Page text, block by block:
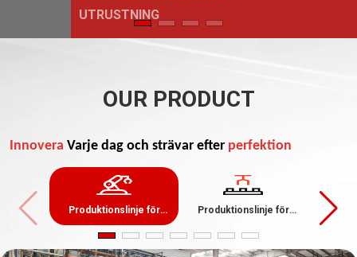
UTRUSTNING
OUR PRODUCT
Innovera Varje dag och strävar efter perfektion
Produktionslinje för
emalj
Produktionslinje för